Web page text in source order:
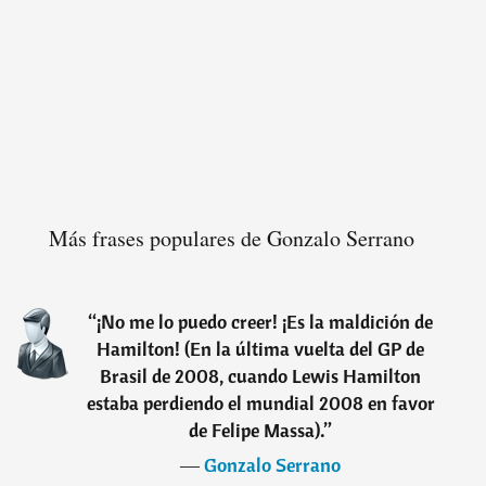
Más frases populares de Gonzalo Serrano
“¡No me lo puedo creer! ¡Es la maldición de
Hamilton! (En la última vuelta del GP de
Brasil de 2008, cuando Lewis Hamilton
estaba perdiendo el mundial 2008 en favor
de Felipe Massa).”
―Gonzalo Serrano